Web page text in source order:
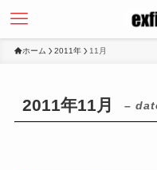
ホーム 2011年 11月
2011年11月 –